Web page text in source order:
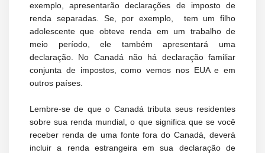
exemplo, apresentarão declarações de imposto de
renda separadas. Se, por exemplo, tem um filho
adolescente que obteve renda em um trabalho de
meio período, ele também apresentará uma
declaração. No Canadá não há declaração familiar
conjunta de impostos, como vemos nos EUA e em
outros países.
Lembre-se de que o Canadá tributa seus residentes
sobre sua renda mundial, o que significa que se você
receber renda de uma fonte fora do Canadá, deverá
incluir a renda estrangeira em sua declaração de